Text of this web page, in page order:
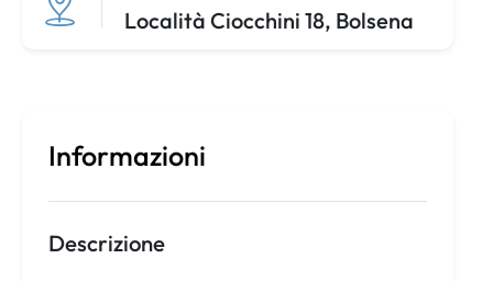
Località Ciocchini 18, Bolsena
Informazioni
Descrizione